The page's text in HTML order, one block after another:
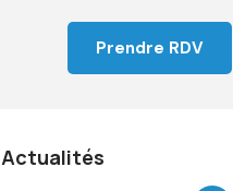
Prendre RDV
Actualités